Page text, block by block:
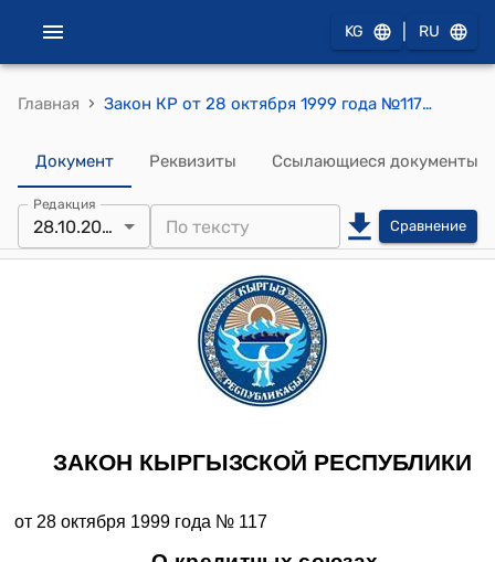
KG RU
Главная › Закон КР от 28 октября 1999 года №117 "О кредитных союзах"
Документ Реквизиты Ссылающиеся документы
Редакция
28.10.2025 Сравнение